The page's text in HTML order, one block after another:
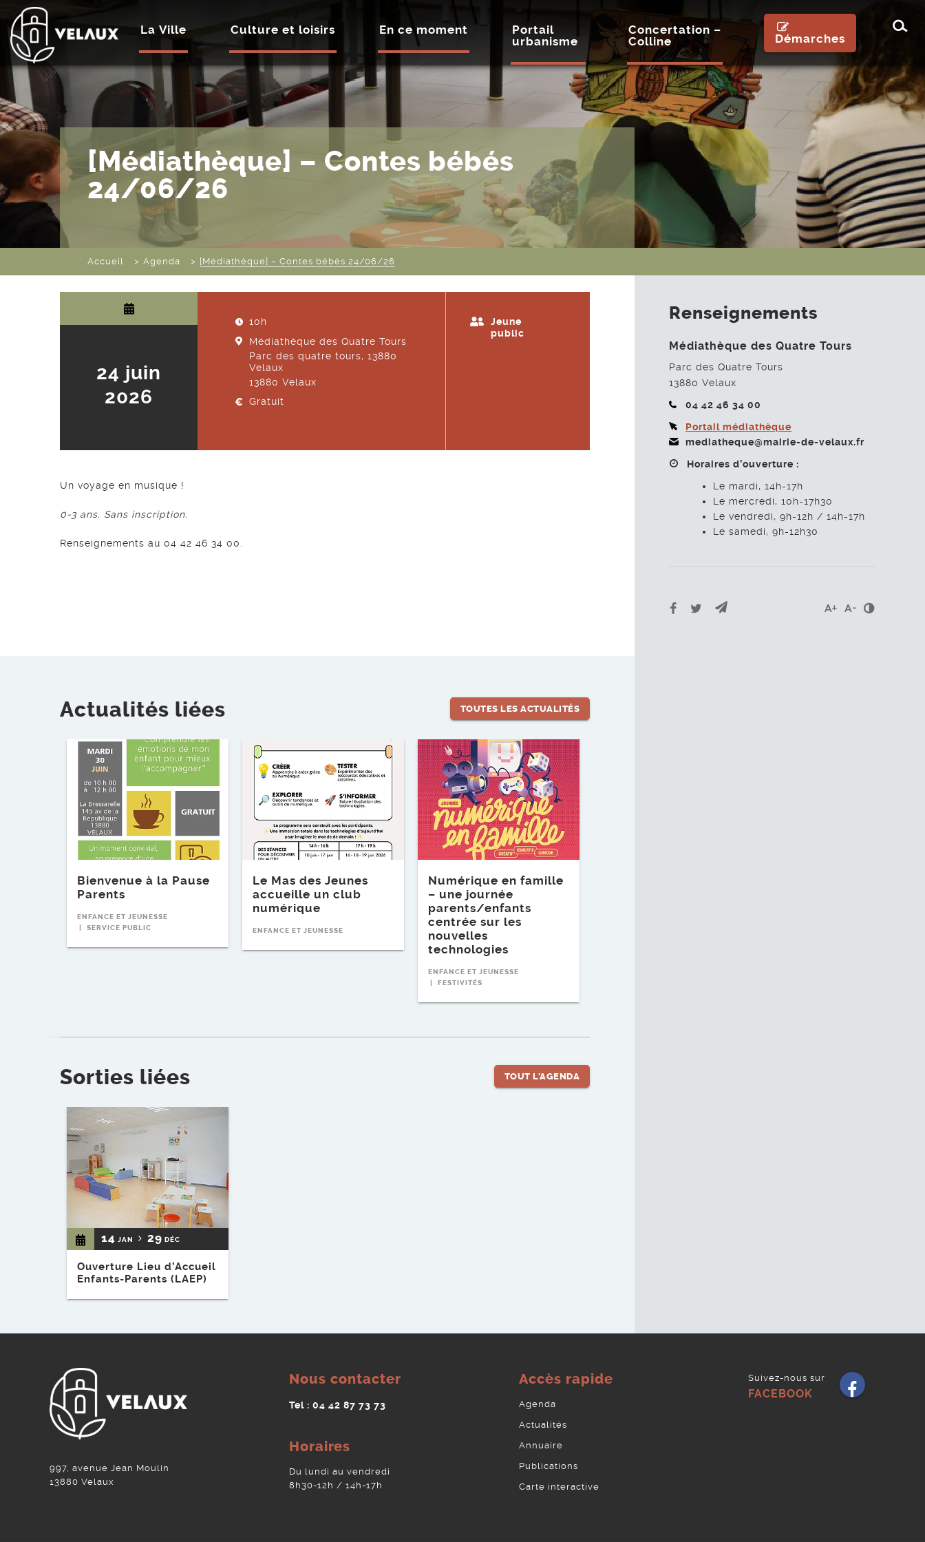
La Ville Culture et loisirs En ce moment
Portail
urbanisme
Concertation –
Colline
Démarches
[Médiathèque] – Contes bébés
24/06/26
Accueil Agenda [Médiathèque] – Contes bébés 24/06/26
24 juin
2026
10h
Médiathèque des Quatre Tours
Parc des quatre tours, 13880
Velaux
13880 Velaux
Gratuit
Jeune
public
Un voyage en musique !
0-3 ans. Sans inscription.
Renseignements au 04 42 46 34 00.
Renseignements
Médiathèque des Quatre Tours
Parc des Quatre Tours
13880 Velaux
04 42 46 34 00
Portail médiathèque
mediatheque@mairie-de-velaux.fr
Horaires d’ouverture :
Le mardi, 14h-17h
Le mercredi, 10h-17h30
Le vendredi, 9h-12h / 14h-17h
Le samedi, 9h-12h30
Partager sur Facebook
Partager sur Twitter
Envoyer par e-mailAgrandir le texte
Réduire le
Actualités liées TOUTES LES ACTUALITÉS
Bienvenue à la Pause
Parents
ENFANCE ET JEUNESSE
SERVICE PUBLIC
Lire l'article
Le Mas des Jeunes
accueille un club
numérique
ENFANCE ET JEUNESSE
Lire l'article
Numérique en famille
– une journée
parents/enfants
centrée sur les
nouvelles
technologies
ENFANCE ET JEUNESSE
FESTIVITÉS
Lire l'article
Sorties liées TOUT L'AGENDA
14 JAN 29 DÉC
Ouverture Lieu d’Accueil
Enfants-Parents (LAEP)
Voir l'événement
997, avenue Jean Moulin
13880 Velaux
Nous contacter
Tel : 04 42 87 73 73
Horaires
Du lundi au vendredi
8h30-12h / 14h-17h
Accès rapide
Agenda
Actualités
Annuaire
Publications
Carte interactive
Suivez-nous sur
FACEBOOK